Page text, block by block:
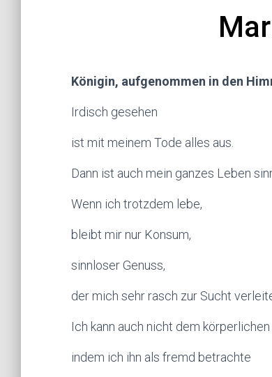
Königin, aufgenommen in den
Irdisch gesehen
ist mit meinem Tode alles aus.
Dann ist auch mein ganzes Leben
Wenn ich trotzdem lebe,
bleibt mir nur Konsum,
sinnloser Genuss,
der mich sehr rasch zur Sucht
Ich kann auch nicht dem
indem ich ihn als fremd betrachte